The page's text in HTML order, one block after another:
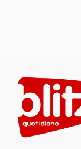
content